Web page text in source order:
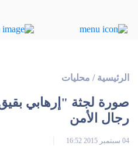
الرئيسية / محليات
صورة لجثة "إرهابي
رجال الأمن
04 سبتمبر 2015 16:52